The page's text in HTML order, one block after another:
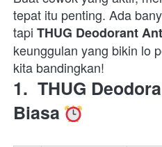
tepat itu penting. Ada
tapi THUG Deodorant
keunggulan yang bikin lo
kita bandingkan!
1. THUG
Biasa